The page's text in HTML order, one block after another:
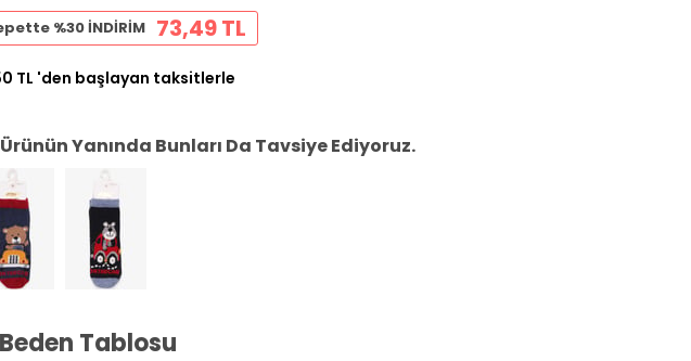
%30 İNDİRİM 73,49 TL
TL 'den başlayan taksitlerle
Yanında Bunları Da Tavsiye Ediyoruz.
Beden Tablosu